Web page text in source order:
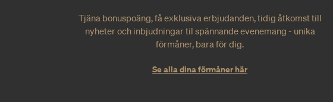
Tjäna bonuspoäng, få exklusiva erbjudanden, tidig åtkomst till
nyheter och inbjudningar til spännande evenemang - unika
förmåner, bara för dig.
Se alla dina förmåner här